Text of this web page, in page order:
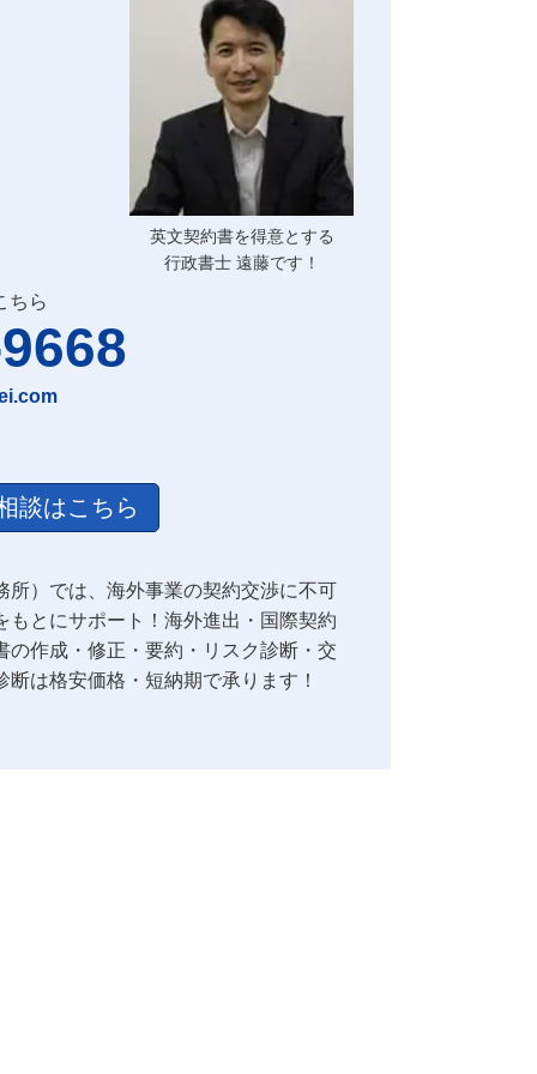
英文契約書を得意とする
行政書士 遠藤です！
ちら
談はこちら
）では、海外事業の契約交渉に不可
とにサポート！海外進出・国際契約
作成・修正・要約・リスク診断・交
は格安価格・短納期で承ります！